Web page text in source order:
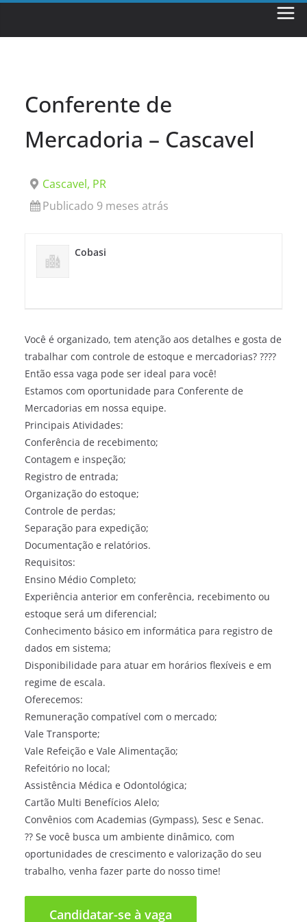
Conferente de
Mercadoria – Cascavel
Cascavel, PR
Publicado 9 meses atrás
Cobasi
Você é organizado, tem atenção aos detalhes e gosta de
trabalhar com controle de estoque e mercadorias? ????
Então essa vaga pode ser ideal para você!
Estamos com oportunidade para Conferente de
Mercadorias em nossa equipe.
Principais Atividades:
Conferência de recebimento;
Contagem e inspeção;
Registro de entrada;
Organização do estoque;
Controle de perdas;
Separação para expedição;
Documentação e relatórios.
Requisitos:
Ensino Médio Completo;
Experiência anterior em conferência, recebimento ou
estoque será um diferencial;
Conhecimento básico em informática para registro de
dados em sistema;
Disponibilidade para atuar em horários flexíveis e em
regime de escala.
Oferecemos:
Remuneração compatível com o mercado;
Vale Transporte;
Vale Refeição e Vale Alimentação;
Refeitório no local;
Assistência Médica e Odontológica;
Cartão Multi Benefícios Alelo;
Convênios com Academias (Gympass), Sesc e Senac.
?? Se você busca um ambiente dinâmico, com
oportunidades de crescimento e valorização do seu
trabalho, venha fazer parte do nosso time!